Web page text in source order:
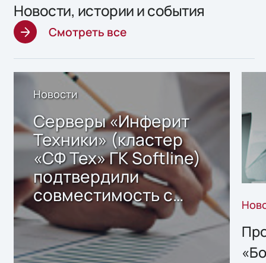
Новости, истории и события
Смотреть все
Новости
Серверы «Инферит
Техники» (кластер
«СФ Тех» ГК Softline)
подтвердили
совместимость с
решением Sharx
Storage 2.x для
хранения данных